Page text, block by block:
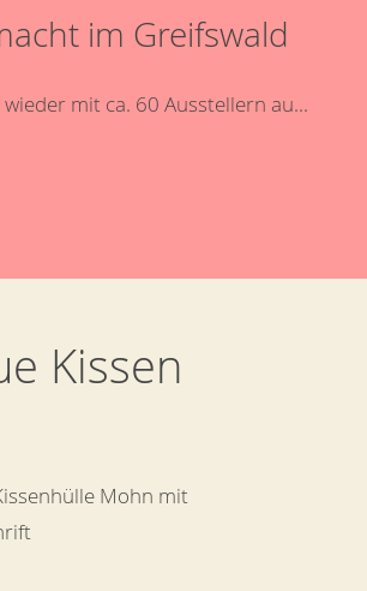
im Greifswald
mit ca. 60 Ausstellern au...
Kissen